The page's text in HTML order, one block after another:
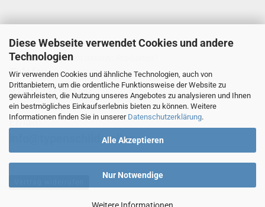
Diese Webseite verwendet Cookies und andere
Technologien
Wir verwenden Cookies und ähnliche Technologien, auch von
Drittanbietern, um die ordentliche Funktionsweise der Website zu
gewährleisten, die Nutzung unseres Angebotes zu analysieren und Ihnen
ein bestmögliches Einkaufserlebnis bieten zu können. Weitere
Informationen finden Sie in unserer Datenschutzerklärung.
Alle Akzeptieren
Nur Notwendige
KONTAKT KUNDENSERVICE
Sie haben Fragen zu unseren Produkten?
Telefon:
0151/51760708
Email:
info@typenschild.online